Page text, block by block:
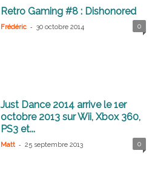
Retro Gaming #8 : Dishonored
Frédéric - 30 octobre 2014 0
Just Dance 2014 arrive le 1er
octobre 2013 sur Wii, Xbox 360,
PS3 et...
Matt - 25 septembre 2013 0